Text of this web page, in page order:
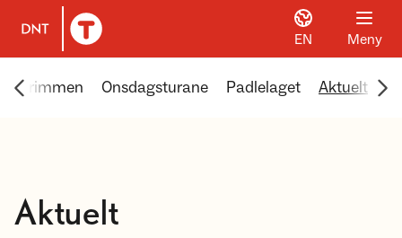
Til DNT.no forside
EN Meny
Scroll menyen mot venstre
Onsdagsturane Padlelaget Aktuelt
Aktuelt